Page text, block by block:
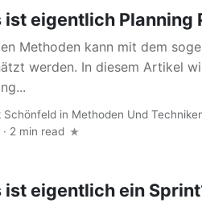
ist eigentlich Planning
Methoden kann mit dem
werden. In diesem Artikel
Schönfeld in Methoden Und
2 min read
ist eigentlich ein